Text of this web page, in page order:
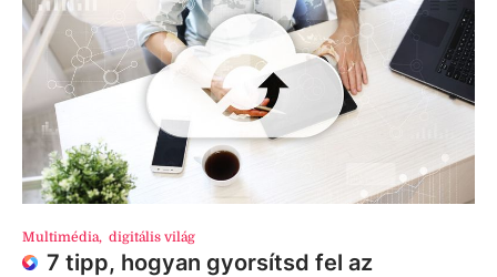
Multimédia, digitális világ
7 tipp, hogyan gyorsítsd fel az